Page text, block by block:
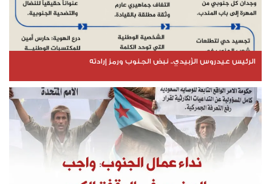
الرئيس عيدروس الزُبيدي.. نبض الجنوب ورمز إرادته